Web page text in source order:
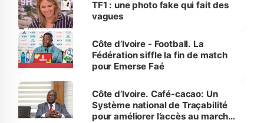
TF1 : une photo fake qui fait des
vagues
Côte d’Ivoire - Football. La
Fédération siffle la fin de match
pour Emerse Faé
Côte d’Ivoire. Café-cacao: Un
Système national de Traçabilité
pour améliorer l’accès au marché